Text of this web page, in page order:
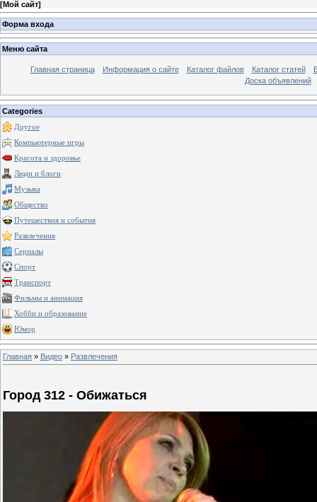
[Мой сайт]
Форма входа
Меню сайта
Главная страница Информация о сайте Каталог файлов Каталог статей
Доска объявлений
Categories
Другое
Компьютерные игры
Красота и здоровье
Люди и блоги
Музыка
Общество
Путешествия и события
Развлечения
Сериалы
Спорт
Транспорт
Фильмы и анимация
Хобби и образование
Юмор
Главная » Видео » Развлечения
Город 312 - Обижаться